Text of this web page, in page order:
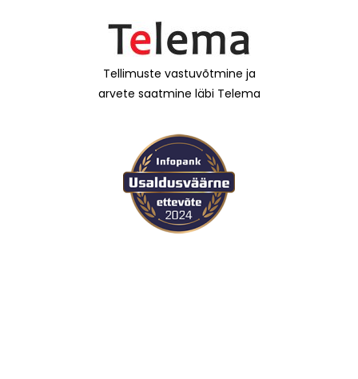
Tellimuste vastuvõtmine ja
arvete saatmine läbi Telema